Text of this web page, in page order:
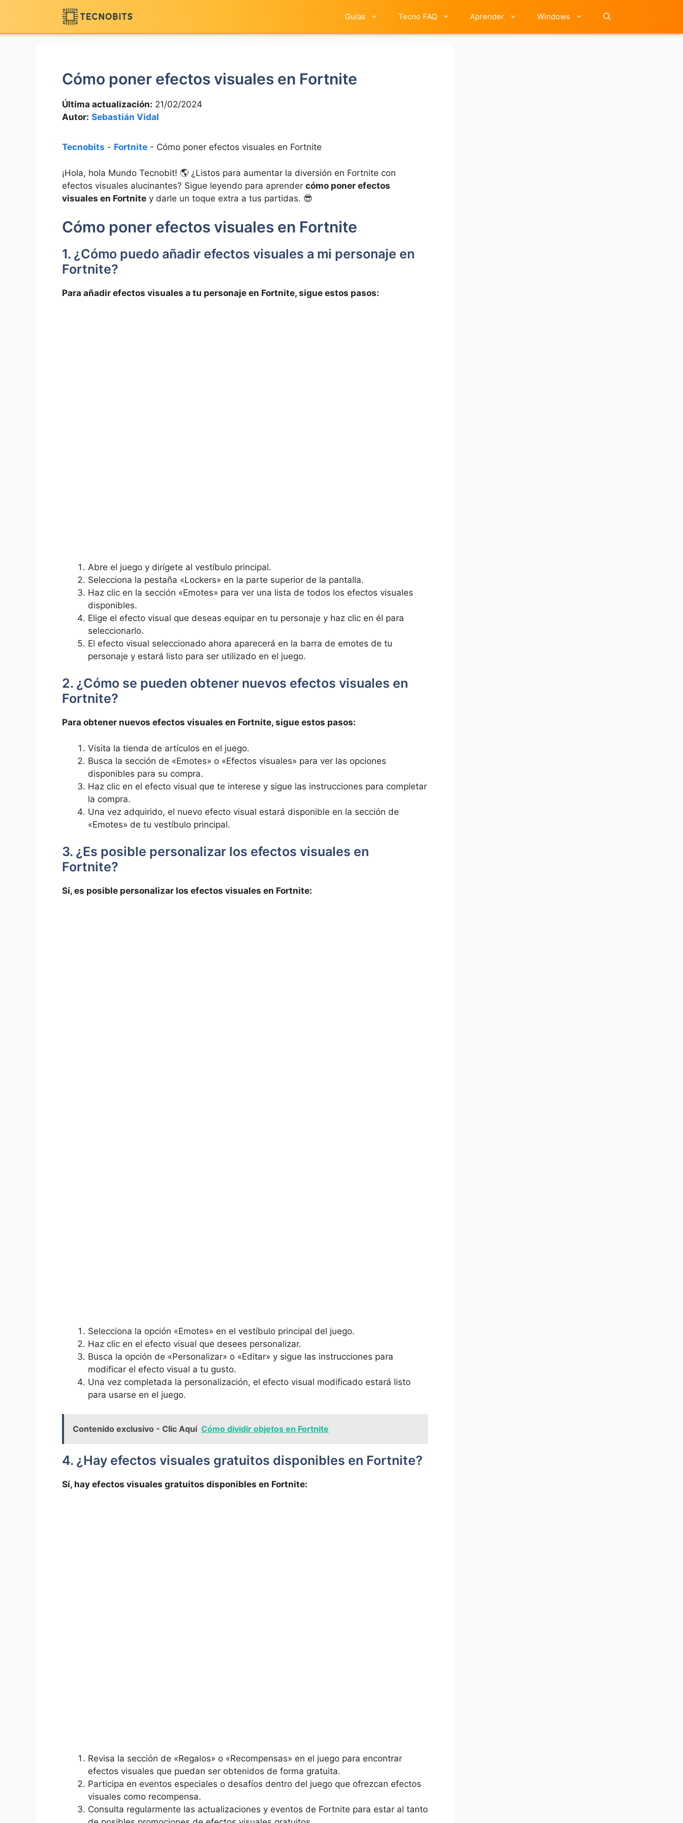
contenido
Guías Tecno FAQ Aprender Windows
Cómo poner efectos visuales en Fortnite
Última actualización: 21/02/2024
Autor: Sebastián Vidal
Tecnobits - Fortnite - Cómo poner efectos visuales en Fortnite
¡Hola, hola Mundo Tecnobit! 🌎 ¿Listos para aumentar la diversión en Fortnite con
efectos visuales alucinantes? Sigue leyendo para aprender cómo poner efectos
visuales en Fortnite y darle un toque extra a tus partidas. 😎
Cómo poner efectos visuales en Fortnite
1. ¿Cómo puedo añadir efectos visuales a mi personaje en
Fortnite?
Para añadir efectos visuales a tu personaje en Fortnite, sigue estos pasos:
Abre el juego y dirígete al vestíbulo principal.
Selecciona la pestaña «Lockers» en la parte superior de la pantalla.
Haz clic en la sección «Emotes» para ver una lista de todos los efectos visuales
disponibles.
Elige el efecto visual que deseas equipar en tu personaje y haz clic en él para
seleccionarlo.
El efecto visual seleccionado ahora aparecerá en la barra de emotes de tu
personaje y estará listo para ser utilizado en el juego.
2. ¿Cómo se pueden obtener nuevos efectos visuales en
Fortnite?
Para obtener nuevos efectos visuales en Fortnite, sigue estos pasos:
Visita la tienda de artículos en el juego.
Busca la sección de «Emotes» o «Efectos visuales» para ver las opciones
disponibles para su compra.
Haz clic en el efecto visual que te interese y sigue las instrucciones para completar
la compra.
Una vez adquirido, el nuevo efecto visual estará disponible en la sección de
«Emotes» de tu vestíbulo principal.
3. ¿Es posible personalizar los efectos visuales en
Fortnite?
Sí, es posible personalizar los efectos visuales en Fortnite:
Selecciona la opción «Emotes» en el vestíbulo principal del juego.
Haz clic en el efecto visual que desees personalizar.
Busca la opción de «Personalizar» o «Editar» y sigue las instrucciones para
modificar el efecto visual a tu gusto.
Una vez completada la personalización, el efecto visual modificado estará listo
para usarse en el juego.
Contenido exclusivo - Clic Aquí Cómo dividir objetos en Fortnite
4. ¿Hay efectos visuales gratuitos disponibles en Fortnite?
Sí, hay efectos visuales gratuitos disponibles en Fortnite:
Revisa la sección de «Regalos» o «Recompensas» en el juego para encontrar
efectos visuales que puedan ser obtenidos de forma gratuita.
Participa en eventos especiales o desafíos dentro del juego que ofrezcan efectos
visuales como recompensa.
Consulta regularmente las actualizaciones y eventos de Fortnite para estar al tanto